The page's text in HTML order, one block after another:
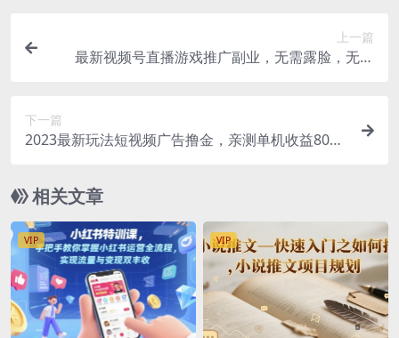
上一篇
最新视频号直播游戏推广副业，无需露脸，无门
下一篇
2023最新玩法短视频广告撸金，亲测单机收益80
相关文章
VIP VIP